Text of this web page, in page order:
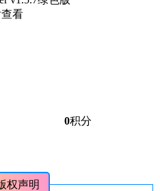
看
0积分
权声明